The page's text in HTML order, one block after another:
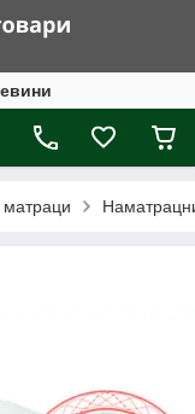
матраци